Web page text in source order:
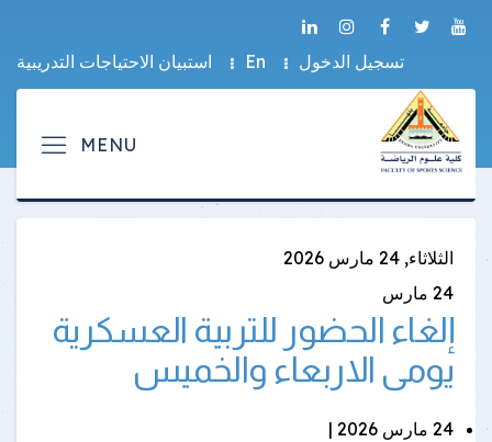
تسجيل الدخول En استبيان الاحتياجات التدريبية
الثلاثاء, 24 مارس 2026
24 مارس
إلغاء الحضور للتربية العسكرية
يومى الاربعاء والخميس
24 مارس 2026 |